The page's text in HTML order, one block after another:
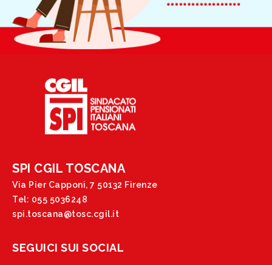
SPI CGIL TOSCANA
Via Pier Capponi, 7 50132 Firenze
Tel: 055 5036248
spi.toscana@tosc.cgil.it
SEGUICI SUI SOCIAL